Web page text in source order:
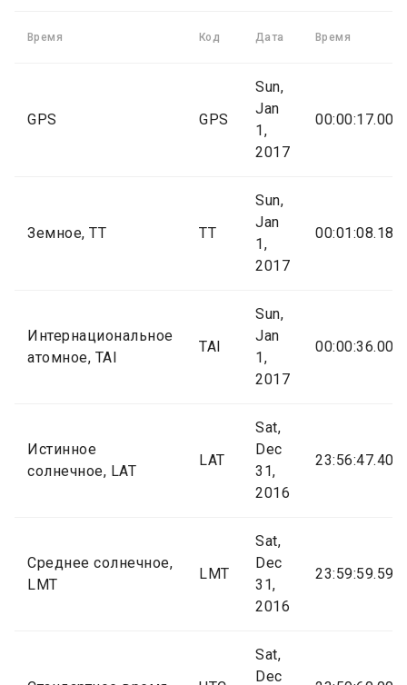
Время Код Дата Время
GPS GPS
Sun,
Jan
1,
2017
00:00:17.000
Земное, TT TT
Sun,
Jan
1,
2017
00:01:08.184
Интернациональное
атомное, TAI
TAI
Sun,
Jan
1,
2017
00:00:36.000
Истинное
солнечное, LAT
LAT
Sat,
Dec
31,
2016
23:56:47.404
Среднее солнечное,
LMT
LMT
Sat,
Dec
31,
2016
23:59:59.591
Sat,
Dec